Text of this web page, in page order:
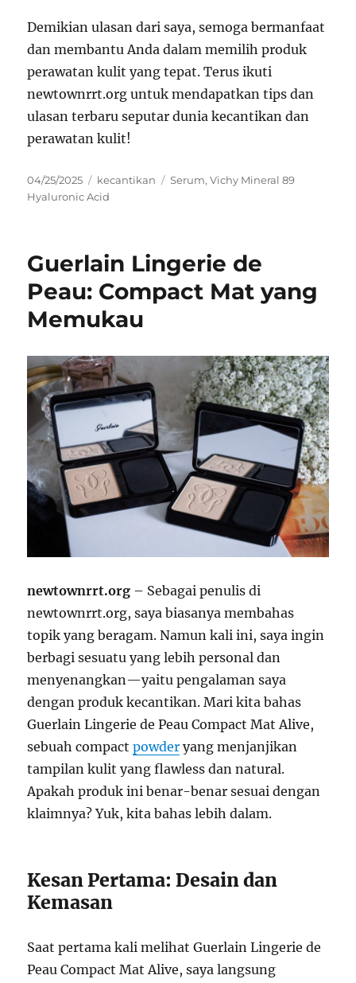
Demikian ulasan dari saya, semoga bermanfaat
dan membantu Anda dalam memilih produk
perawatan kulit yang tepat. Terus ikuti
newtownrrt.org untuk mendapatkan tips dan
ulasan terbaru seputar dunia kecantikan dan
perawatan kulit!
Posted
on
04/25/2025 Categories
kecantikan Tags
Serum,Vichy Mineral 89
Hyaluronic Acid
Guerlain Lingerie de
Peau: Compact Mat yang
Memukau
newtownrrt.org – Sebagai penulis di
newtownrrt.org, saya biasanya membahas
topik yang beragam. Namun kali ini, saya ingin
berbagi sesuatu yang lebih personal dan
menyenangkan—yaitu pengalaman saya
dengan produk kecantikan. Mari kita bahas
Guerlain Lingerie de Peau Compact Mat Alive,
sebuah compactpowder yang menjanjikan
tampilan kulit yang flawless dan natural.
Apakah produk ini benar-benar sesuai dengan
klaimnya? Yuk, kita bahas lebih dalam.
Kesan Pertama: Desain dan
Kemasan
Saat pertama kali melihat Guerlain Lingerie de
Peau Compact Mat Alive, saya langsung